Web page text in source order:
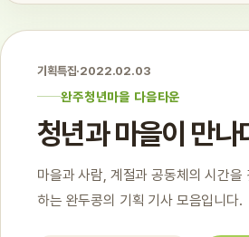
기획특집·2022.02.03
완주청년마을 다음타운
청년과 마을이 만나
마을과 사람, 계절과 공동체의 시간을
하는 완두콩의 기획 기사 모음입니다.